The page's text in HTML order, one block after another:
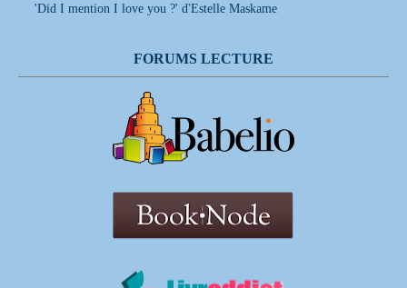
'Did I mention I love you ?' d'Estelle Maskame
FORUMS LECTURE